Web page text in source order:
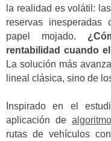
la realidad es volátil:
reservas
papel mojado.
rentabilidad cuando
La solución más
lineal clásica, sino de
Inspirado en el
aplicación de
rutas de vehículos